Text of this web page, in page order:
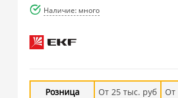
Наличие: много
Розница
От 25 тыс. руб
От